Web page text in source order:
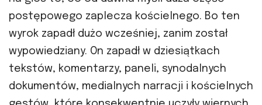
postępowego zaplecza kościelnego. Bo ten
wyrok zapadł dużo wcześniej, zanim został
wypowiedziany. On zapadł w dziesiątkach
tekstów, komentarzy, paneli, synodalnych
dokumentów, medialnych narracji i kościelnych